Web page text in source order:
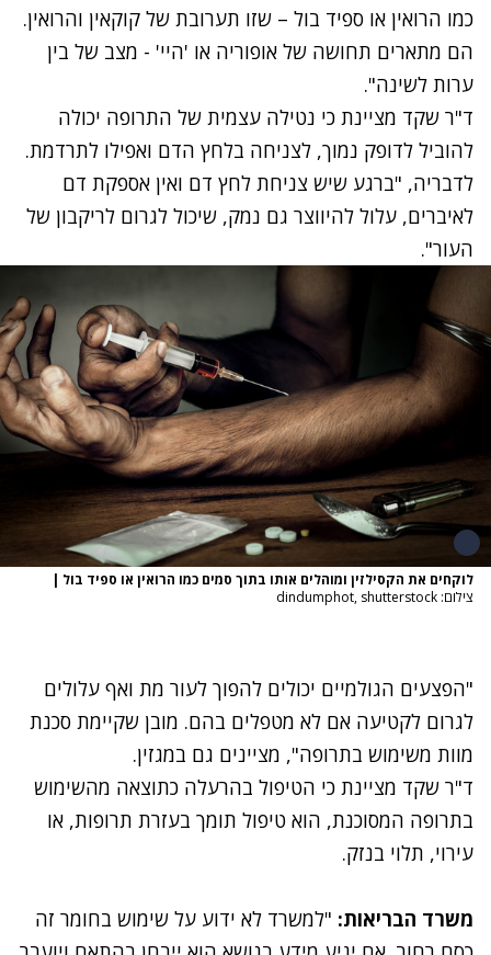
כמו הרואין או ספיד בול – שזו תערובת של קוקאין והרואין.
הם מתארים תחושה של אופוריה או 'היי' - מצב של בין
ערות לשינה".
‏ד"ר שקד מציינת כי נטילה עצמית של התרופה יכולה
להוביל לדופק נמוך, לצניחה בלחץ הדם ואפילו לתרדמת.
לדבריה, "ברגע שיש צניחת לחץ דם ואין אספקת דם
לאיברים, עלול להיווצר גם נמק, שיכול לגרום לריקבון של
העור".
לוקחים את הקסילזין ומוהלים אותו בתוך סמים כמו הרואין או ספיד בול |
צילום: dindumphot, shutterstock
"הפצעים הגולמיים יכולים להפוך לעור מת ואף עלולים
לגרום לקטיעה אם לא מטפלים בהם. מובן שקיימת סכנת
מוות משימוש בתרופה", מציינים גם במגזין.
ד"ר שקד מציינת כי הטיפול בהרעלה כתוצאה מהשימוש
בתרופה המסוכנת, הוא טיפול תומך בעזרת תרופות, או
עירוי, תלוי בנזק.
משרד הבריאות: "למשרד לא ידוע על שימוש בחומר זה